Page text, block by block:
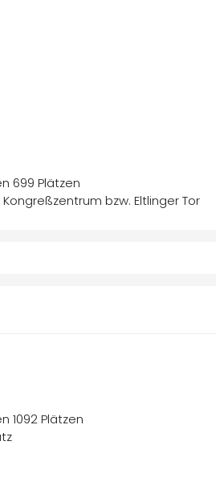
699 Plätzen
bzw. Eltlinger Tor
1092 Plätzen